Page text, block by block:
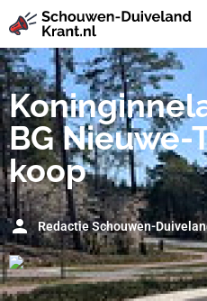
BG Nieuwe-
koop
Redactie Schouwen-